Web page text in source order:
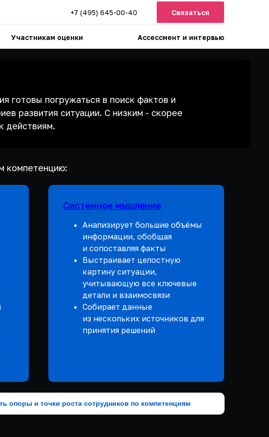
+7 (495) 645-00-40 Связаться
Участникам оценки Ассессмент и интервью
готовы погружаться в поиск фактов и
развития ситуации. С низким - скорее
действиям.
компетенцию:
Системное мышление
Анализирует большие объёмы
информации, обобщая
и сопоставляя факты
Выстраивает целостную
картину ситуации,
учитывающую все ключевые
детали и взаимосвязи
Собирает данные
из нескольких источников для
принятия решений
опоры и точки роста сотрудников по компетенциям